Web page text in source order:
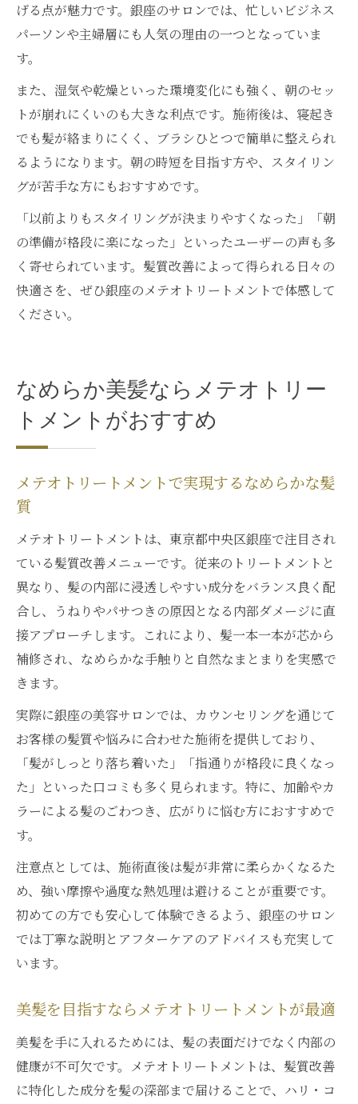
げる点が魅力です。銀座のサロンでは、忙しいビジネス
パーソンや主婦層にも人気の理由の一つとなっていま
す。
また、湿気や乾燥といった環境変化にも強く、朝のセッ
トが崩れにくいのも大きな利点です。施術後は、寝起き
でも髪が絡まりにくく、ブラシひとつで簡単に整えられ
るようになります。朝の時短を目指す方や、スタイリン
グが苦手な方にもおすすめです。
「以前よりもスタイリングが決まりやすくなった」「朝
の準備が格段に楽になった」といったユーザーの声も多
く寄せられています。髪質改善によって得られる日々の
快適さを、ぜひ銀座のメテオトリートメントで体感して
ください。
なめらか美髪ならメテオトリー
トメントがおすすめ
メテオトリートメントで実現するなめらかな髪
質
メテオトリートメントは、東京都中央区銀座で注目され
ている髪質改善メニューです。従来のトリートメントと
異なり、髪の内部に浸透しやすい成分をバランス良く配
合し、うねりやパサつきの原因となる内部ダメージに直
接アプローチします。これにより、髪一本一本が芯から
補修され、なめらかな手触りと自然なまとまりを実感で
きます。
実際に銀座の美容サロンでは、カウンセリングを通じて
お客様の髪質や悩みに合わせた施術を提供しており、
「髪がしっとり落ち着いた」「指通りが格段に良くなっ
た」といった口コミも多く見られます。特に、加齢やカ
ラーによる髪のごわつき、広がりに悩む方におすすめで
す。
注意点としては、施術直後は髪が非常に柔らかくなるた
め、強い摩擦や過度な熱処理は避けることが重要です。
初めての方でも安心して体験できるよう、銀座のサロン
では丁寧な説明とアフターケアのアドバイスも充実して
います。
美髪を目指すならメテオトリートメントが最適
美髪を手に入れるためには、髪の表面だけでなく内部の
健康が不可欠です。メテオトリートメントは、髪質改善
に特化した成分を髪の深部まで届けることで、ハリ・コ